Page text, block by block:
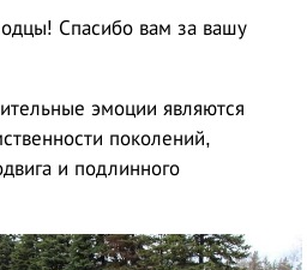
Спасибо вам за вашу
эмоции являются
поколений,
и подлинного